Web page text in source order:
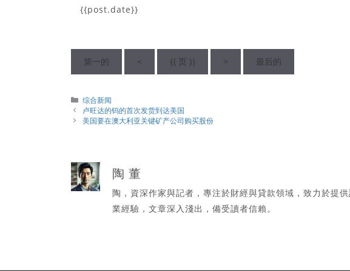
{{post.date}}
第一的 < {{ 页 }} > 最后的
分
類
综合新闻
卢旺达的钨的首次发货到达美国
美国要在澳大利亚关键矿产公司购买股份
陶 董
陶，資深作家與記者，專注於財經與貸款領域，致力於提
業經驗，文章深入淺出，備受讀者信賴。